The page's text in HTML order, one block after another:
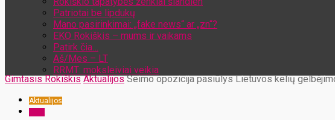
Patriotai be lipdukų
Mano pasirinkimai: „fake news“ ar „zn“?
EKO Rokiškis – mums ir vaikams
Patirk čia…
Aš/Mes – LT
RRMT: moksleiviai veikia
Gimtasis Rokiškis Aktualijos Seimo opozicija pasiūlys Lietuvos kelių
Aktualijos